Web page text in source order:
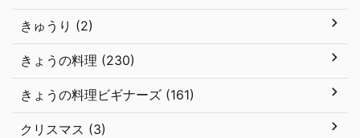
きゅうり (2)
きょうの料理 (230)
きょうの料理ビギナーズ (161)
クリスマス (3)